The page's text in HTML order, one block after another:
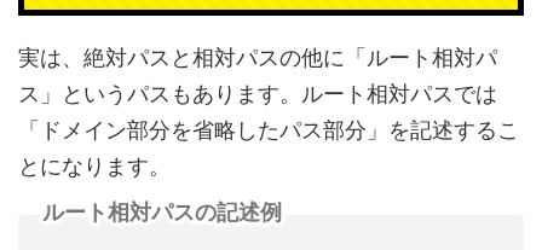
実は、絶対パスと相対パスの他に「ルート相対パ
ス」というパスもあります。ルート相対パスでは
「ドメイン部分を省略したパス部分」を記述するこ
とになります。
ルート相対パスの記述例